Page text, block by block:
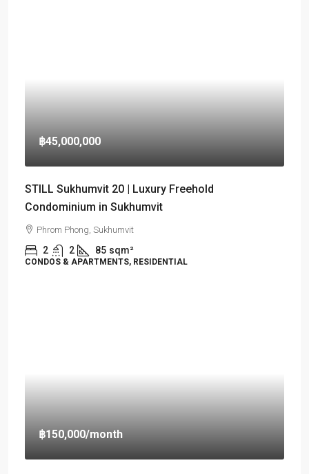
฿45,000,000
STILL Sukhumvit 20 | Luxury Freehold
Condominium in Sukhumvit
Phrom Phong, Sukhumvit
2 2 85 sqm²
CONDOS & APARTMENTS, RESIDENTIAL
฿150,000/month